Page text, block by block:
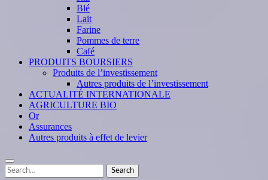
Blé
Lait
Farine
Pommes de terre
Café
PRODUITS BOURSIERS
Produits de l’investissement
Autres produits de l’investissement
ACTUALITÉ INTERNATIONALE
AGRICULTURE BIO
Or
Assurances
Autres produits à effet de levier
Search
for:
Search